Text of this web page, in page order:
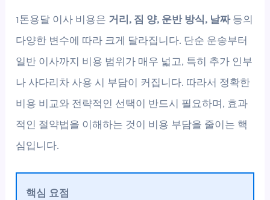
1톤용달 이사 비용은 거리, 짐 양, 운반 방식, 날짜등의
다양한 변수에 따라 크게 달라집니다. 단순 운송부터
일반 이사까지 비용 범위가 매우 넓고, 특히 추가 인부
나 사다리차 사용 시 부담이 커집니다. 따라서 정확한
비용 비교와 전략적인 선택이 반드시 필요하며, 효과
적인 절약법을 이해하는 것이 비용 부담을 줄이는 핵
심입니다.
핵심 요점